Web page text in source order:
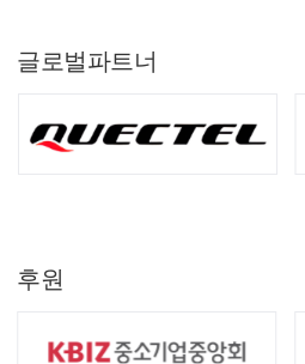
글로벌파트너
후원